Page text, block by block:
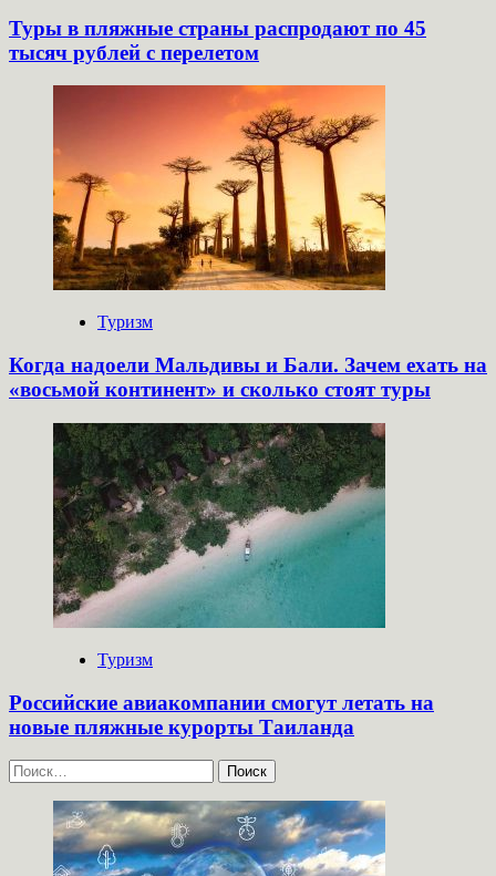
Туры в пляжные страны распродают по 45
тысяч рублей с перелетом
Туризм
Когда надоели Мальдивы и Бали. Зачем ехать на
«восьмой континент» и сколько стоят туры
Туризм
Российские авиакомпании смогут летать на
новые пляжные курорты Таиланда
Найти: